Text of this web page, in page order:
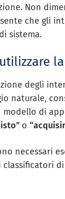
Non
che gli
sistema.
degli
naturale,
modello di
o
necessari
classificatori